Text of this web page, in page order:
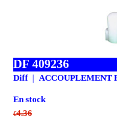
DF 409236
Diff ACCOUPLEMENT
En stock
€4.36